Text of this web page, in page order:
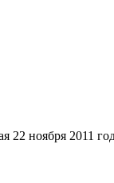
ноября 2011